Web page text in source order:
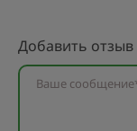
Добавить отзыв
Ваше